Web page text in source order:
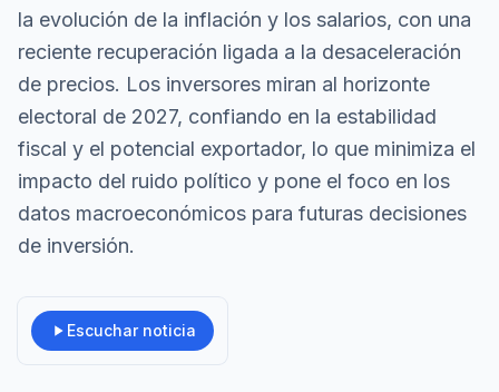
la evolución de la inflación y los salarios, con una
reciente recuperación ligada a la desaceleración
de precios. Los inversores miran al horizonte
electoral de 2027, confiando en la estabilidad
fiscal y el potencial exportador, lo que minimiza el
impacto del ruido político y pone el foco en los
datos macroeconómicos para futuras decisiones
de inversión.
Escuchar noticia